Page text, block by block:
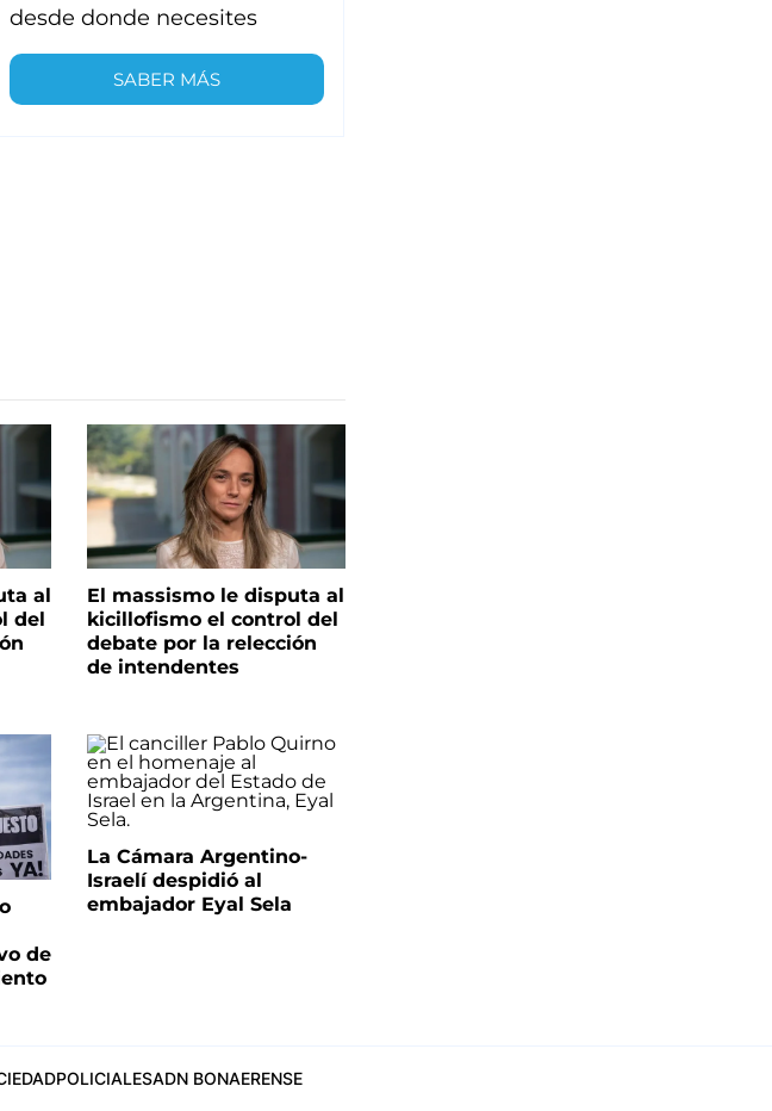
desde donde necesites
SABER MÁS
al
del
El massismo le disputa al
kicillofismo el control del
debate por la relección
de intendentes
de
La Cámara Argentino-
Israelí despidió al
embajador Eyal Sela
POLICIALESADN BONAERENSE